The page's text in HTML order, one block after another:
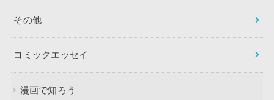
その他
コミックエッセイ
漫画で知ろう